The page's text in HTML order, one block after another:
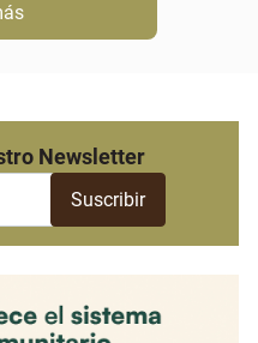
Newsletter